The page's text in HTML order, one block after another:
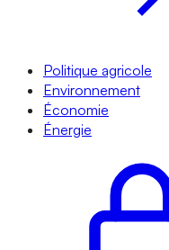
Politique agricole
Environnement
Économie
Énergie